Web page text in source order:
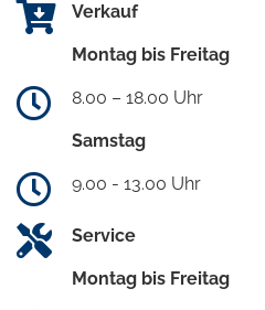
Verkauf
Montag bis Freitag
8.00 – 18.00 Uhr
Samstag
9.00 - 13.00 Uhr
Service
Montag bis Freitag